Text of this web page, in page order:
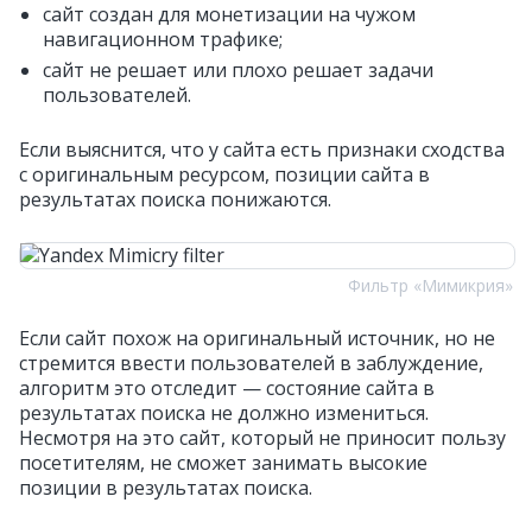
сайт создан для монетизации на чужом
навигационном трафике;
сайт не решает или плохо решает задачи
пользователей.
Если выяснится, что у сайта есть признаки сходства
с оригинальным ресурсом, позиции сайта в
результатах поиска понижаются.
Фильтр «Мимикрия»
Если сайт похож на оригинальный источник, но не
стремится ввести пользователей в заблуждение,
алгоритм это отследит — состояние сайта в
результатах поиска не должно измениться.
Несмотря на это сайт, который не приносит пользу
посетителям, не сможет занимать высокие
позиции в результатах поиска.